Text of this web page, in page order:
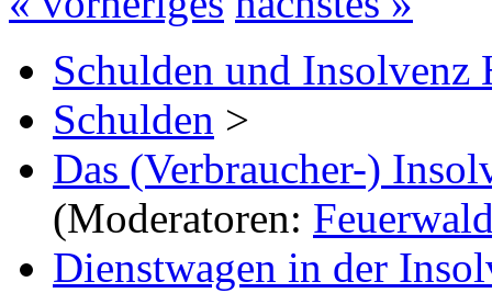
Schulden und Insolvenz
Schulden >
Das (Verbraucher-)
(Moderatoren:
Dienstwagen in der